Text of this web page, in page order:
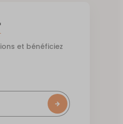
et bénéficiez